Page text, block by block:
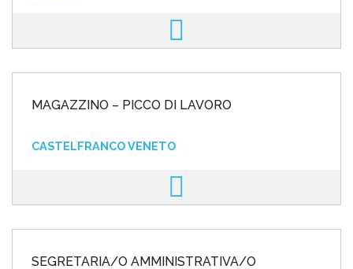
MAGAZZINO – PICCO DI LAVORO
CASTELFRANCO VENETO
SEGRETARIA/O AMMINISTRATIVA/O